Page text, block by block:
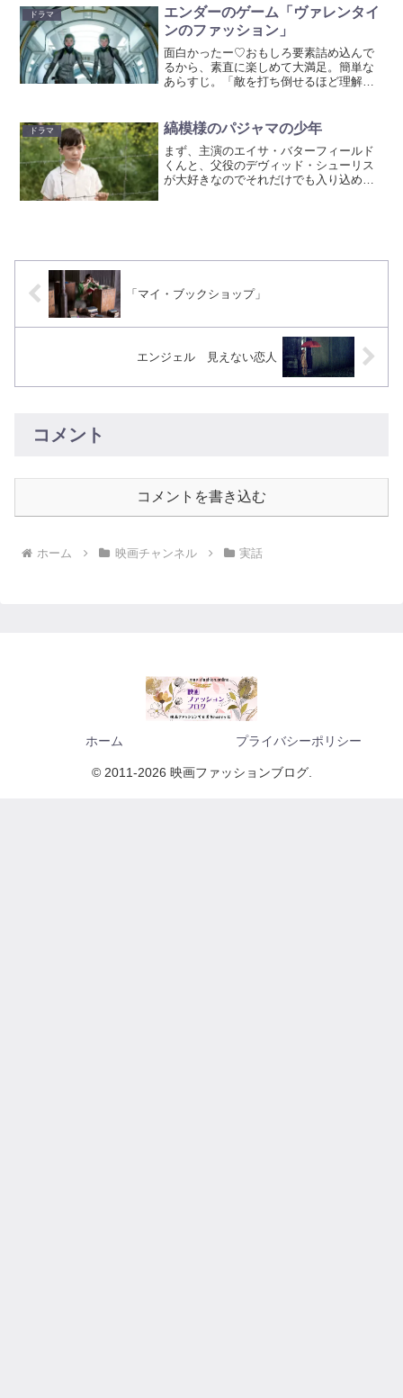
ン。というだけあって、ほんとに繊細な
ツマの心の移り変わりを...
ドラマ
エンダーのゲーム「ヴァレンタイ
ンのファッション」
面白かったー♡おもしろ要素詰め込んで
るから、素直に楽しめて大満足。簡単な
あらすじ。「敵を打ち倒せるほど理解し
た地球は、ある一人の優秀な指導者によ
って勝利し、エイリアン...
ドラマ 縞模様のパジャマの少年
まず、主演のエイサ・バターフィールド
くんと、父役のデヴィッド・シューリス
が大好きなのでそれだけでも入り込める
「マイ・ブックショップ」
エンジェル 見えない恋人
コメント
コメントを書き込む
ホーム 映画チャンネル 実話
ホーム プライバシーポリシー
© 2011-2026 映画ファッションブログ.